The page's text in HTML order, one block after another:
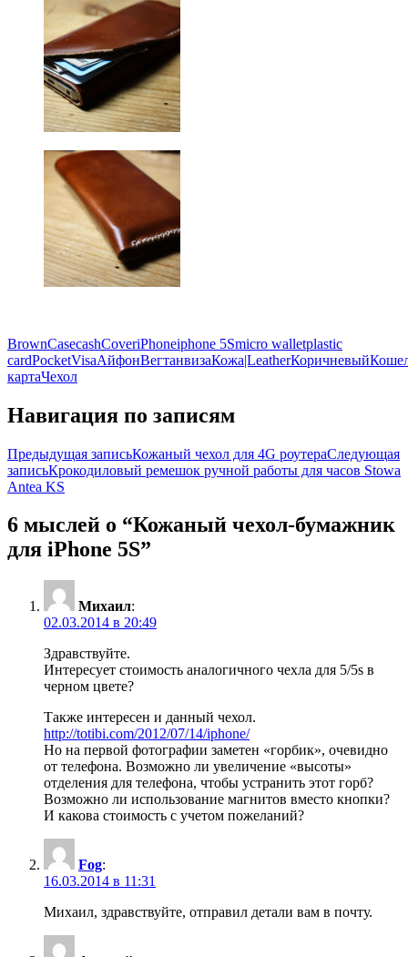
BrownCasecashCoveriPhoneiphone 5Smicro walletplastic
cardPocketVisaАйфонВегтанвизаКожа|LeatherКоричневый
картаЧехол
Навигация по записям
Предыдущая записьКожаный чехол для 4G роутераСледующая
записьКрокодиловый ремешок ручной работы для часов Stowa
Antea KS
6 мыслей о “Кожаный чехол-бумажник
для iPhone 5S”
Михаил:
02.03.2014 в 20:49
Здравствуйте.
Интересует стоимость аналогичного чехла для 5/5s в
черном цвете?
Также интересен и данный чехол.
http://totibi.com/2012/07/14/iphone/
Но на первой фотографии заметен «горбик», очевидно
от телефона. Возможно ли увеличение «высоты»
отделения для телефона, чтобы устранить этот горб?
Возможно ли использование магнитов вместо кнопки?
И какова стоимость с учетом пожеланий?
Fog:
16.03.2014 в 11:31
Михаил, здравствуйте, отправил детали вам в почту.